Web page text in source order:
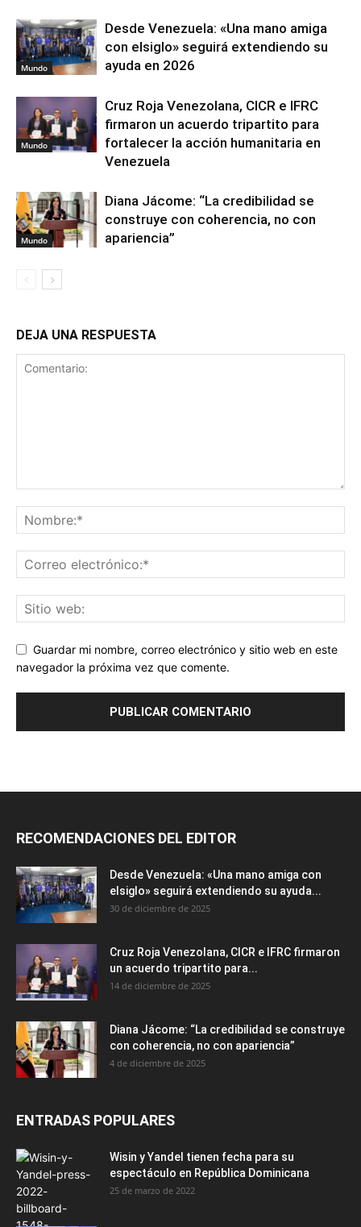
Mundo
Desde Venezuela: «Una mano amiga
con elsiglo» seguirá extendiendo su
ayuda en 2026
Mundo
Cruz Roja Venezolana, CICR e IFRC
firmaron un acuerdo tripartito para
fortalecer la acción humanitaria en
Venezuela
Mundo
Diana Jácome: “La credibilidad se
construye con coherencia, no con
apariencia”
DEJA UNA RESPUESTA
Guardar mi nombre, correo electrónico y sitio web en este
navegador la próxima vez que comente.
RECOMENDACIONES DEL EDITOR
Desde Venezuela: «Una mano amiga con
elsiglo» seguirá extendiendo su ayuda...
30 de diciembre de 2025
Cruz Roja Venezolana, CICR e IFRC firmaron
un acuerdo tripartito para...
14 de diciembre de 2025
Diana Jácome: “La credibilidad se construye
con coherencia, no con apariencia”
4 de diciembre de 2025
ENTRADAS POPULARES
Wisin y Yandel tienen fecha para su
espectáculo en República Dominicana
25 de marzo de 2022